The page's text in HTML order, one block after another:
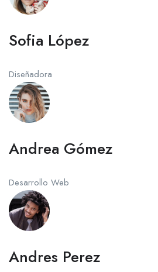
Sofia López
Diseñadora
Andrea Gómez
Desarrollo Web
Andres Perez